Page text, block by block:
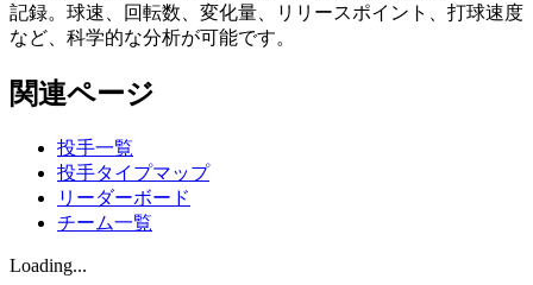
記録。球速、回転数、変化量、リリースポイント、打球速度
など、科学的な分析が可能です。
関連ページ
投手一覧
投手タイプマップ
リーダーボード
チーム一覧
Loading...